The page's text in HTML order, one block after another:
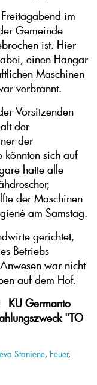
im
Gemeinde
ist. Hier
einen Hangar
Maschinen
verbrannt.
Vorsitzenden
der
der
könnten sich auf
hatte alle
der Maschinen
am Samstag.
gerichtet,
Betriebs
war nicht
auf dem Hof.
KU Germanto
"TO
Stanienė, Feuer,